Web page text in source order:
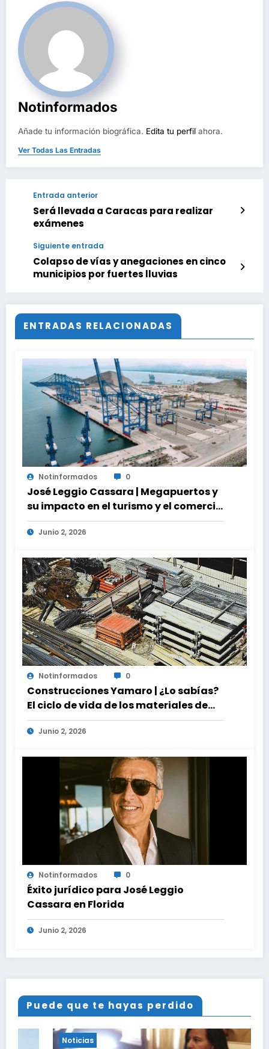
Notinformados
Añade tu información biográfica. Edita tu perfil ahora.
Ver Todas Las Entradas
Entrada anterior
Será llevada a Caracas para realizar
exámenes
Siguiente entrada
Colapso de vías y anegaciones en cinco
municipios por fuertes lluvias
ENTRADAS RELACIONADAS
Notinformados 0
José Leggio Cassara | Megapuertos y
su impacto en el turismo y el comercio
global
Junio 2, 2026
Notinformados 0
Construcciones Yamaro | ¿Lo sabías?
El ciclo de vida de los materiales de
construcción revoluciona eficiencia
en proyectos modernos
Junio 2, 2026
Notinformados 0
Éxito jurídico para José Leggio
Cassara en Florida
Junio 2, 2026
Puede que te hayas perdido